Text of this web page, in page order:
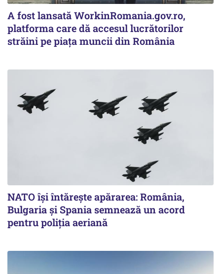
A fost lansată WorkinRomania.gov.ro,
platforma care dă accesul lucrătorilor
străini pe piața muncii din România
NATO își întărește apărarea: România,
Bulgaria și Spania semnează un acord
pentru poliția aeriană